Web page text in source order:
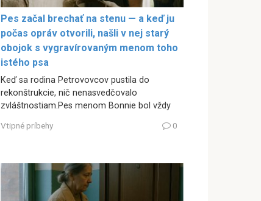
Pes začal brechať na stenu — a keď ju
počas opráv otvorili, našli v nej starý
obojok s vygravírovaným menom toho
istého psa
Keď sa rodina Petrovovcov pustila do
rekonštrukcie, nič nenasvedčovalo
zvláštnostiam.Pes menom Bonnie bol vždy
Vtipné príbehy 0